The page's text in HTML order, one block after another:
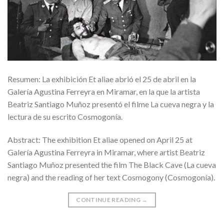
Resumen: La exhibición Et aliae abrió el 25 de abril en la
Galería Agustina Ferreyra en Miramar, en la que la artista
Beatriz Santiago Muñoz presentó el filme La cueva negra y la
lectura de su escrito Cosmogonía.
Abstract: The exhibition Et aliae opened on April 25 at
Galería Agustina Ferreyra in Miramar, where artist Beatriz
Santiago Muñoz presented the film The Black Cave (La cueva
negra) and the reading of her text Cosmogony (Cosmogonía).
CONTINUE READING →